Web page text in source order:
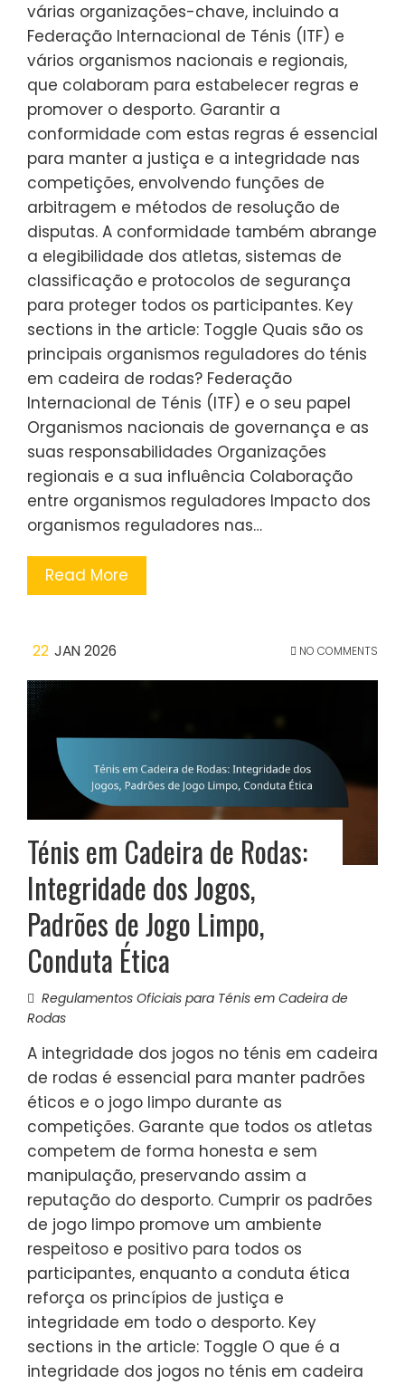
várias organizações-chave, incluindo a
Federação Internacional de Ténis (ITF) e
vários organismos nacionais e regionais,
que colaboram para estabelecer regras e
promover o desporto. Garantir a
conformidade com estas regras é essencial
para manter a justiça e a integridade nas
competições, envolvendo funções de
arbitragem e métodos de resolução de
disputas. A conformidade também abrange
a elegibilidade dos atletas, sistemas de
classificação e protocolos de segurança
para proteger todos os participantes. Key
sections in the article: Toggle Quais são os
principais organismos reguladores do ténis
em cadeira de rodas? Federação
Internacional de Ténis (ITF) e o seu papel
Organismos nacionais de governança e as
suas responsabilidades Organizações
regionais e a sua influência Colaboração
entre organismos reguladores Impacto dos
organismos reguladores nas…
Read More
22 JAN 2026 NO COMMENTS
Ténis em Cadeira de Rodas:
Integridade dos Jogos,
Padrões de Jogo Limpo,
Conduta Ética
Regulamentos Oficiais para Ténis em Cadeira de
Rodas
A integridade dos jogos no ténis em cadeira
de rodas é essencial para manter padrões
éticos e o jogo limpo durante as
competições. Garante que todos os atletas
competem de forma honesta e sem
manipulação, preservando assim a
reputação do desporto. Cumprir os padrões
de jogo limpo promove um ambiente
respeitoso e positivo para todos os
participantes, enquanto a conduta ética
reforça os princípios de justiça e
integridade em todo o desporto. Key
sections in the article: Toggle O que é a
integridade dos jogos no ténis em cadeira